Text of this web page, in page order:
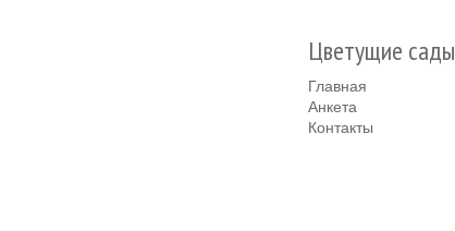
Цветущие сады
Главная
Анкета
Контакты